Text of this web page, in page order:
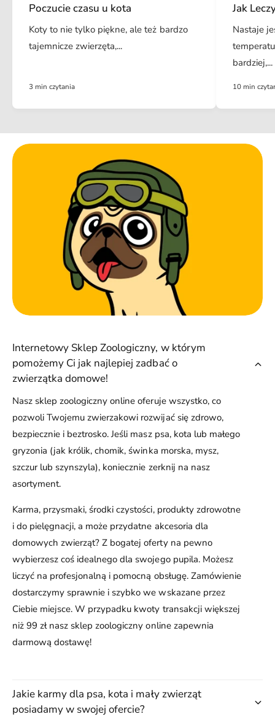
Poczucie czasu u kota
Koty to nie tylko piękne, ale też bardzo
tajemnicze zwierzęta,...
3 min czytania
Jak
Nastaje
bardziej,...
10 min
Internetowy Sklep Zoologiczny, w którym
pomożemy Ci jak najlepiej zadbać o
zwierzątka domowe!
Nasz sklep zoologiczny online oferuje wszystko, co
pozwoli Twojemu zwierzakowi rozwijać się zdrowo,
bezpiecznie i beztrosko. Jeśli masz psa, kota lub małego
gryzonia (jak królik, chomik, świnka morska, mysz,
szczur lub szynszyla), koniecznie zerknij na nasz
asortyment.
Karma, przysmaki, środki czystości, produkty zdrowotne
i do pielęgnacji, a może przydatne akcesoria dla
domowych zwierząt? Z bogatej oferty na pewno
wybierzesz coś idealnego dla swojego pupila. Możesz
liczyć na profesjonalną i pomocną obsługę. Zamówienie
dostarczymy sprawnie i szybko we wskazane przez
Ciebie miejsce. W przypadku kwoty transakcji większej
niż 99 zł nasz sklep zoologiczny online zapewnia
darmową dostawę!
Jakie karmy dla psa, kota i mały zwierząt
posiadamy w swojej ofercie?